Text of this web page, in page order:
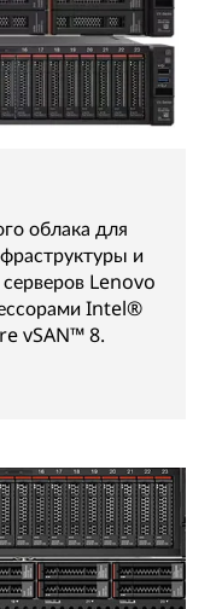
облака для
и
Lenovo
Intel®
vSAN™ 8.